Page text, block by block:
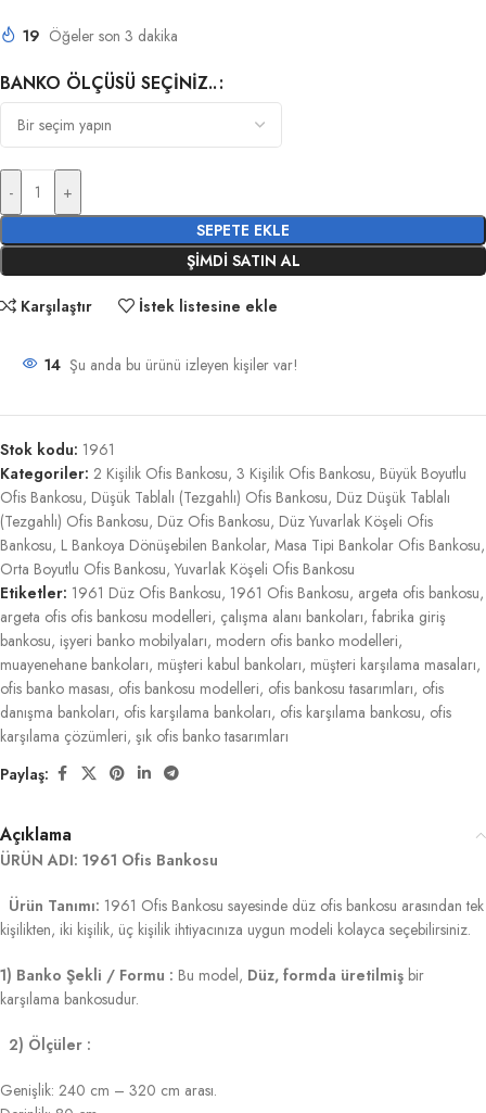
19 Öğeler son 3 dakika
BANKO ÖLÇÜSÜ SEÇINIZ..
-
+
SEPETE EKLE
ŞIMDI SATIN AL
Karşılaştır İstek listesine ekle
14 Şu anda bu ürünü izleyen kişiler var!
Stok kodu: 1961
Kategoriler: 2 Kişilik Ofis Bankosu, 3 Kişilik Ofis Bankosu, Büyük Boyutlu
Ofis Bankosu, Düşük Tablalı (Tezgahlı) Ofis Bankosu, Düz Düşük Tablalı
(Tezgahlı) Ofis Bankosu, Düz Ofis Bankosu, Düz Yuvarlak Köşeli Ofis
Bankosu, L Bankoya Dönüşebilen Bankolar, Masa Tipi Bankolar Ofis Bankosu,
Orta Boyutlu Ofis Bankosu, Yuvarlak Köşeli Ofis Bankosu
Etiketler: 1961 Düz Ofis Bankosu, 1961 Ofis Bankosu, argeta ofis bankosu,
argeta ofis ofis bankosu modelleri, çalışma alanı bankoları, fabrika giriş
bankosu, işyeri banko mobilyaları, modern ofis banko modelleri,
muayenehane bankoları, müşteri kabul bankoları, müşteri karşılama masaları,
ofis banko masası, ofis bankosu modelleri, ofis bankosu tasarımları, ofis
danışma bankoları, ofis karşılama bankoları, ofis karşılama bankosu, ofis
karşılama çözümleri, şık ofis banko tasarımları
Paylaş:
Açıklama
ÜRÜN ADI: 1961 Ofis Bankosu
Ürün Tanımı: 1961 Ofis Bankosu sayesinde düz ofis bankosu arasından tek
kişilikten, iki kişilik, üç kişilik ihtiyacınıza uygun modeli kolayca seçebilirsiniz.
1) Banko Şekli / Formu : Bu model, Düz, formda üretilmiş bir
karşılama bankosudur.
2) Ölçüler :
Genişlik: 240 cm – 320 cm arası.